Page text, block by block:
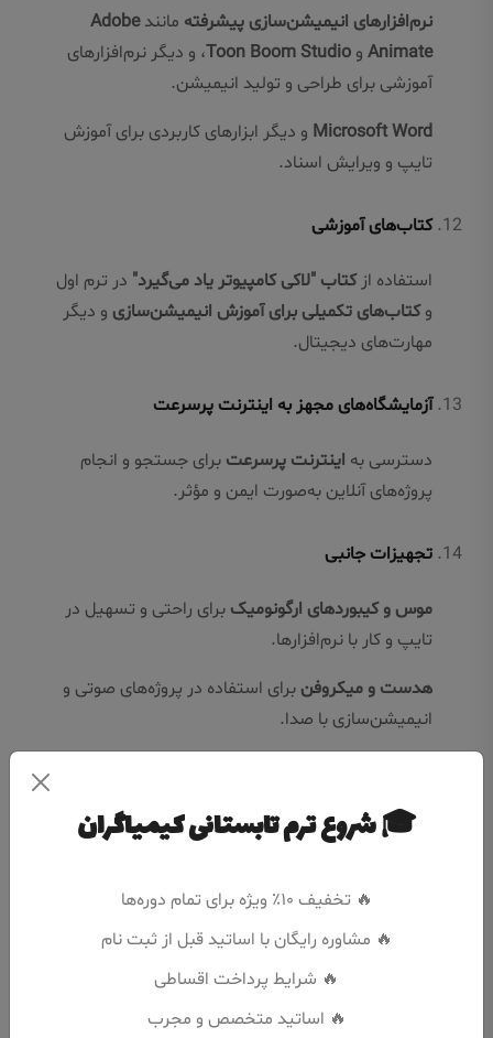
نرم‌افزارهای انیمیشن‌سازی پیشرفته مانندAdobe
Animate و Toon Boom Studio، و دیگر نرم‌افزارهای
آموزشی برای طراحی و تولید انیمیشن.
Microsoft Word و دیگر ابزارهای کاربردی برای آموزش
تایپ و ویرایش اسناد.
کتاب‌های آموزشی
استفاده ازکتاب "لاکی کامپیوتر یاد می‌گیرد" در ترم اول
وکتاب‌های تکمیلی برای آموزش انیمیشن‌سازی و دیگر
مهارت‌های دیجیتال.
آزمایشگاه‌های مجهز به اینترنت پرسرعت
دسترسی به اینترنت پرسرعت برای جستجو و انجام
پروژه‌های آنلاین به‌صورت ایمن و مؤثر.
تجهیزات جانبی
موس و کیبورد‌های ارگونومیک برای راحتی و تسهیل در
تایپ و کار با نرم‌افزارها.
هدست و میکروفن برای استفاده در پروژه‌های صوتی و
انیمیشن‌سازی با صدا.
برای چه کسانی مناسب است؟
این دوره برای کودکانی که در سنین ابتدایی یا میانه‌ی
🎓 شروع ترم تابستانی کیمیاگران
🔥 تخفیف ۱۰٪ ویژه برای تمام دوره‌ها
🔥 مشاوره رایگان با اساتید قبل از ثبت نام
🔥 شرایط پرداخت اقساطی
🔥 اساتید متخصص و مجرب